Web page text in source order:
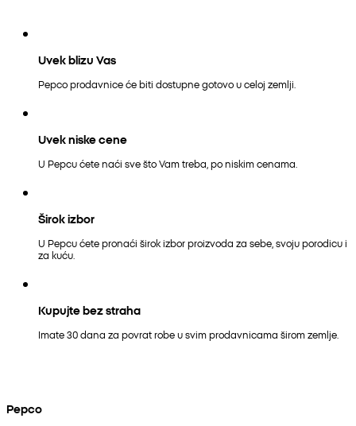
Uvek blizu Vas
Pepco prodavnice će biti dostupne gotovo u celoj zemlji.
Uvek niske cene
U Pepcu ćete naći sve što Vam treba, po niskim cenama.
Širok izbor
U Pepcu ćete pronaći širok izbor proizvoda za sebe, svoju porodicu i
za kuću.
Kupujte bez straha
Imate 30 dana za povrat robe u svim prodavnicama širom zemlje.
Pepco